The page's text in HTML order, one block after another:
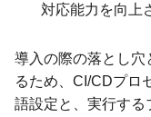
対応能力を向上
導入の際の落とし穴
るため、CI/CDプロ
語設定と、実行する